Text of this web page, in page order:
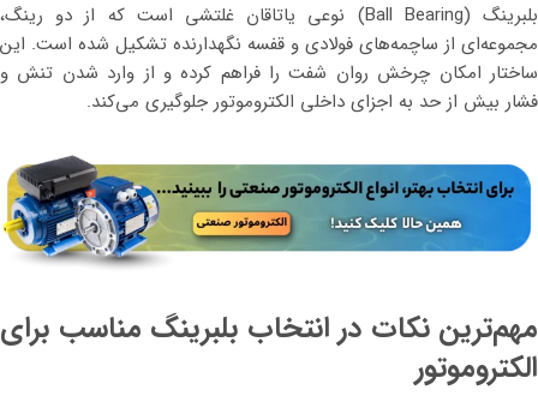
بلبرینگ (Ball Bearing) نوعی یاتاقان غلتشی است که از دو رینگ،
مجموعه‌ای از ساچمه‌های فولادی و قفسه نگهدارنده تشکیل شده است. این
ساختار امکان چرخش روان شفت را فراهم کرده و از وارد شدن تنش و
فشار بیش از حد به اجزای داخلی الکتروموتور جلوگیری می‌کند.
مهم‌ترین نکات در انتخاب بلبرینگ مناسب برای
الکتروموتور